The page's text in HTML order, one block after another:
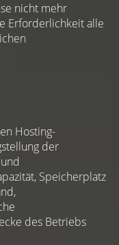
nicht mehr
Erforderlichkeit alle
Hosting-
der
Speicherplatz
des Betriebs